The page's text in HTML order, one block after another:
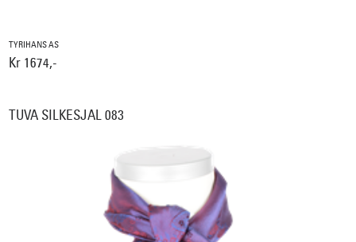
TYRIHANS AS
Kr 1674,-
TUVA SILKESJAL 083